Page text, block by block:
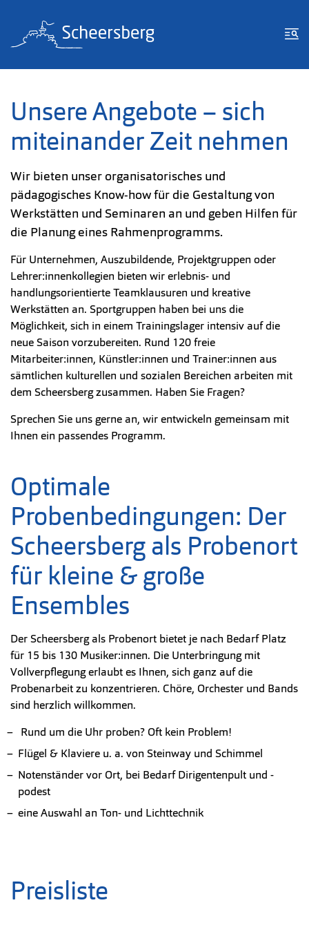
Zum Inhalt springen
Zur Fußzeile springen
Unsere Angebote – sich
miteinander Zeit nehmen
Wir bieten unser organisatorisches und
pädagogisches Know-how für die Gestaltung von
Werkstätten und Seminaren an und geben Hilfen für
die Planung eines Rahmenprogramms.
Für Unternehmen, Auszubildende, Projektgruppen oder
Lehrer:innenkollegien bieten wir erlebnis- und
handlungsorientierte Teamklausuren und kreative
Werkstätten an. Sportgruppen haben bei uns die
Möglichkeit, sich in einem Trainingslager intensiv auf die
neue Saison vorzubereiten. Rund 120 freie
Mitarbeiter:innen, Künstler:innen und Trainer:innen aus
sämtlichen kulturellen und sozialen Bereichen arbeiten mit
dem Scheersberg zusammen. Haben Sie Fragen?
Sprechen Sie uns gerne an, wir entwickeln gemeinsam mit
Ihnen ein passendes Programm.
Optimale
Probenbedingungen: Der
Scheersberg als Probenort
für kleine & große
Ensembles
Der Scheersberg als Probenort bietet je nach Bedarf Platz
für 15 bis 130 Musiker:innen. Die Unterbringung mit
Vollverpflegung erlaubt es Ihnen, sich ganz auf die
Probenarbeit zu konzentrieren. Chöre, Orchester und Bands
sind herzlich willkommen.
Rund um die Uhr proben? Oft kein Problem!
Flügel & Klaviere u. a. von Steinway und Schimmel
Notenständer vor Ort, bei Bedarf Dirigentenpult und -
podest
eine Auswahl an Ton- und Lichttechnik
Preisliste